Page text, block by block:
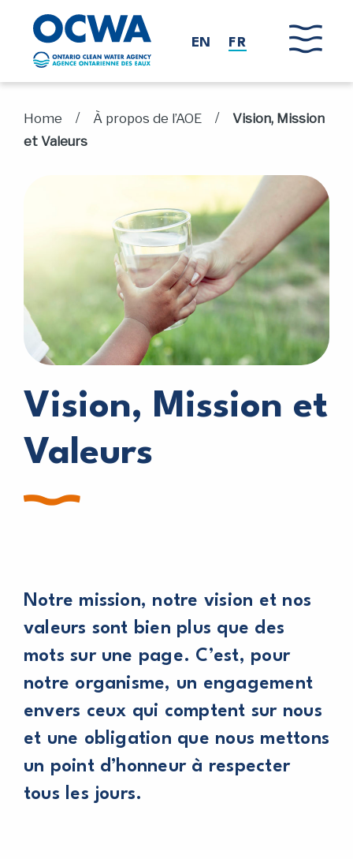
Skip to main content
EN FR
Home / À propos de l’AOE /
Vision, Mission
et Valeurs
Vision, Mission et
Valeurs
Notre mission, notre vision et nos
valeurs sont bien plus que des
mots sur une page. C’est, pour
notre organisme, un engagement
envers ceux qui comptent sur nous
et une obligation que nous mettons
un point d’honneur à respecter
tous les jours.